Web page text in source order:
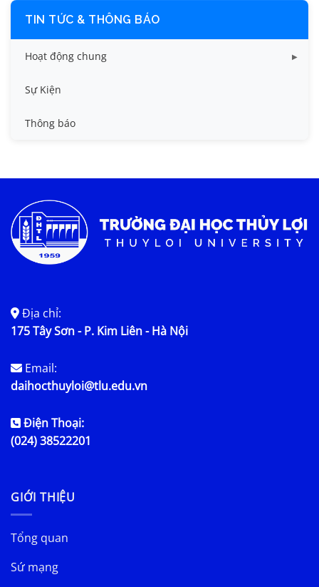
TIN TỨC & THÔNG BÁO
Hoạt động chung
Tin công tác sinh viên
Tin đào tạo
Tin tức chung
Sự Kiện
Thông báo
Địa chỉ:
175 Tây Sơn - P. Kim Liên - Hà Nội
Email:
daihocthuyloi@tlu.edu.vn
Điện Thoại:
(024) 38522201
GIỚI THIỆU
Tổng quan
Sứ mạng